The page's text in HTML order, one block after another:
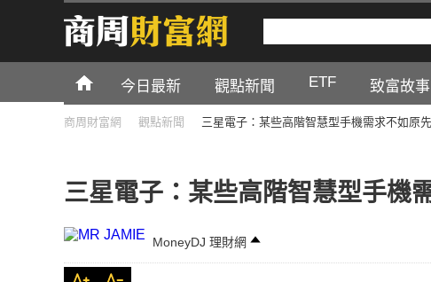
今日最新 觀點新聞 ETF 致富故事
商周財富網 觀點新聞 三星電子：某些高階智慧型手機需求不如原
三星電子：某些高階智慧型手機
MoneyDJ 理財網